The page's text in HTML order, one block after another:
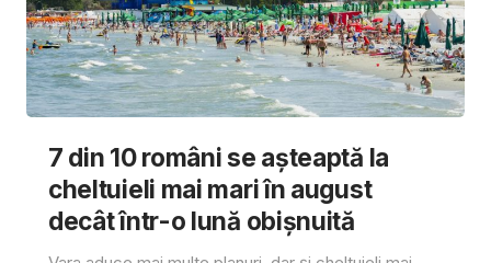
7 din 10 români se așteaptă la
cheltuieli mai mari în august
decât într-o lună obișnuită